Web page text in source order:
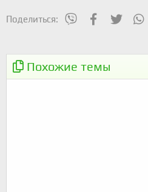
Поделиться: mes_viberFacebook
Twitter
Похожие темы